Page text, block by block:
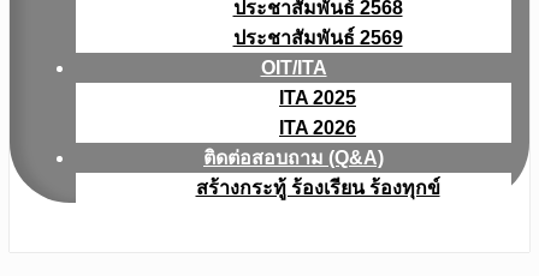
ประชาสัมพันธ์ 2568
ประชาสัมพันธ์ 2569
OIT/ITA
ITA 2025
ITA 2026
ติดต่อสอบถาม (Q&A)
สร้างกระทู้ ร้องเรียน ร้องทุกข์